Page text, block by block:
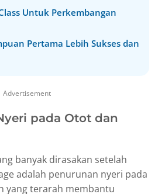
Untuk Perkembangan
Pertama Lebih Sukses dan
Advertisement
pada Otot dan
banyak dirasakan setelah
adalah penurunan nyeri pada
yang terarah membantu